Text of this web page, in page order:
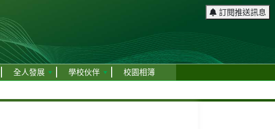
訂閱推送訊息
全人發展 學校伙伴 校園相簿